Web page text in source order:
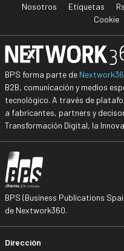
Nosotros Etiquetas
Cookie
BPS forma parte de
B2B, comunicación y medios
tecnológico. A través de
a fabricantes, partners y
Transformación Digital, la
BPS (Business Publications
de Nextwork360.
Dirección